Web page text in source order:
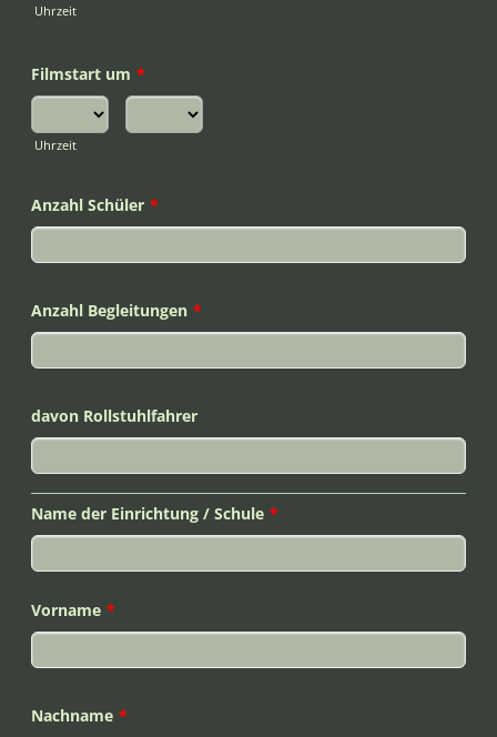
Uhrzeit
Filmstart um *
Uhrzeit
Anzahl Schüler *
Anzahl Begleitungen *
davon Rollstuhlfahrer
Name der Einrichtung / Schule *
Vorname *
Nachname *